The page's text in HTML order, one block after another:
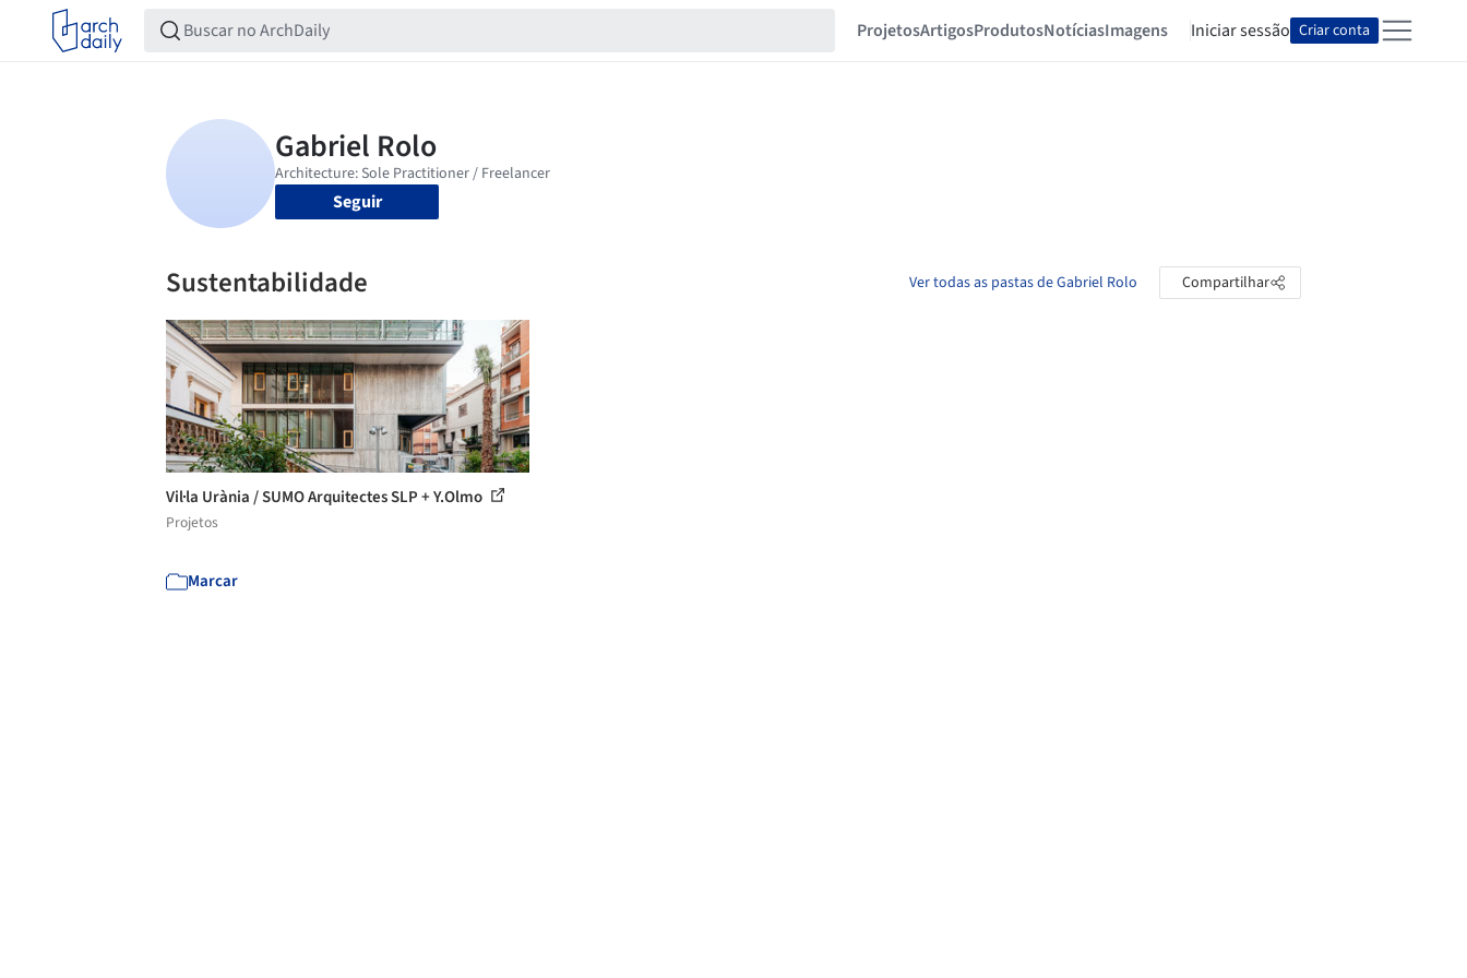
ProjetosArtigosProdutosNotíciasImagens Iniciar sessão Criar conta
Seguir
Sustentabilidade Ver todas as pastas de Gabriel Rolo Compartilhar
Vil·la Urània / SUMO Arquitectes SLP + Y.Olmo
Projetos
Marcar